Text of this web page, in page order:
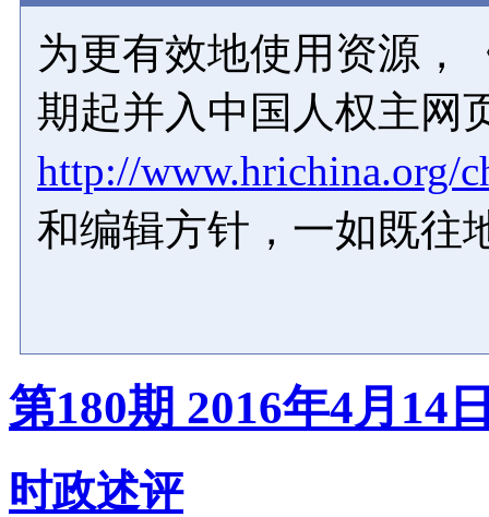
为更有效地使用资源，
期起并入中国人权主网
http://www.hrichina.org/
和编辑方针，一如既往
第180期 2016年4月14
时政述评